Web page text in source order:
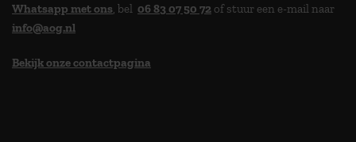
Whatsapp met ons, bel 06 83 07 50 72 of stuur een e-mail naar
info@aog.nl
Bekijk onze contactpagina